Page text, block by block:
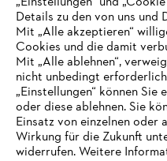
AUSZEICHNUNGEN
Details zu den von uns
Mit „Alle akzeptieren“
Cookies und die damit
Mit „Alle ablehnen“,
nicht unbedingt
„Einstellungen“ können Sie
oder diese ablehnen. Sie
Einsatz von einzelnen
Wirkung für die Zukunft
widerrufen. Weitere